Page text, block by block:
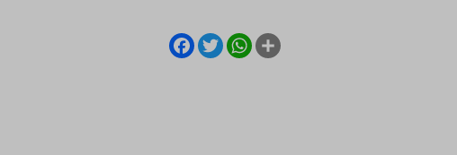
Facebook
TwitterWhatsApp
Share